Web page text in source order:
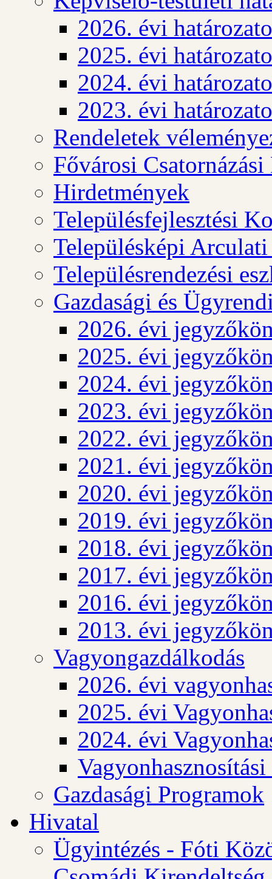
2026. évi
2025. évi
2024. évi
2023. évi
Rendeletek
Fővárosi
Hirdetmények
Településfejlesztési
Településképi
Településrendezési
Gazdasági és
2026. évi
2025. évi
2024. évi
2023. évi
2022. évi
2021. évi
2020. évi
2019. évi
2018. évi
2017. évi
2016. évi
2013. évi
Vagyongazdálkodás
2026. évi
2025. évi
2024. évi
Gazdasági Programok
Hivatal
Ügyintézés - Fóti